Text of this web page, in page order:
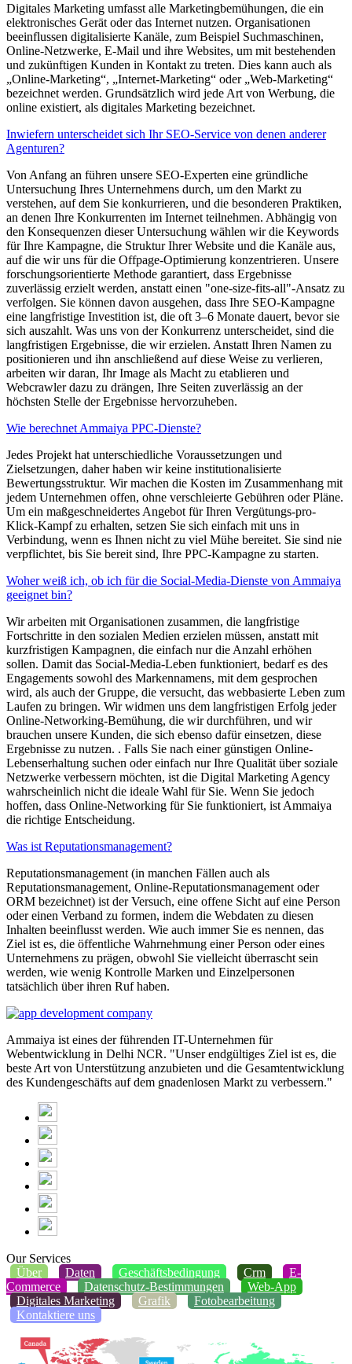
Digitales Marketing umfasst alle Marketingbemühungen, die ein
elektronisches Gerät oder das Internet nutzen. Organisationen
beeinflussen digitalisierte Kanäle, zum Beispiel Suchmaschinen,
Online-Netzwerke, E-Mail und ihre Websites, um mit bestehenden
und zukünftigen Kunden in Kontakt zu treten. Dies kann auch als
„Online-Marketing“, „Internet-Marketing“ oder „Web-Marketing“
bezeichnet werden. Grundsätzlich wird jede Art von Werbung, die
online existiert, als digitales Marketing bezeichnet.
Inwiefern unterscheidet sich Ihr SEO-Service von denen anderer
Agenturen?
Von Anfang an führen unsere SEO-Experten eine gründliche
Untersuchung Ihres Unternehmens durch, um den Markt zu
verstehen, auf dem Sie konkurrieren, und die besonderen Praktiken,
an denen Ihre Konkurrenten im Internet teilnehmen. Abhängig von
den Konsequenzen dieser Untersuchung wählen wir die Keywords
für Ihre Kampagne, die Struktur Ihrer Website und die Kanäle aus,
auf die wir uns für die Offpage-Optimierung konzentrieren. Unsere
forschungsorientierte Methode garantiert, dass Ergebnisse
zuverlässig erzielt werden, anstatt einen "one-size-fits-all"-Ansatz zu
verfolgen. Sie können davon ausgehen, dass Ihre SEO-Kampagne
eine langfristige Investition ist, die oft 3–6 Monate dauert, bevor sie
sich auszahlt. Was uns von der Konkurrenz unterscheidet, sind die
langfristigen Ergebnisse, die wir erzielen. Anstatt Ihren Namen zu
positionieren und ihn anschließend auf diese Weise zu verlieren,
arbeiten wir daran, Ihr Image als Macht zu etablieren und
Webcrawler dazu zu drängen, Ihre Seiten zuverlässig an der
höchsten Stelle der Ergebnisse hervorzuheben.
Wie berechnet Ammaiya PPC-Dienste?
Jedes Projekt hat unterschiedliche Voraussetzungen und
Zielsetzungen, daher haben wir keine institutionalisierte
Bewertungsstruktur. Wir machen die Kosten im Zusammenhang mit
jedem Unternehmen offen, ohne verschleierte Gebühren oder Pläne.
Um ein maßgeschneidertes Angebot für Ihren Vergütungs-pro-
Klick-Kampf zu erhalten, setzen Sie sich einfach mit uns in
Verbindung, wenn es Ihnen nicht zu viel Mühe bereitet. Sie sind nie
verpflichtet, bis Sie bereit sind, Ihre PPC-Kampagne zu starten.
Woher weiß ich, ob ich für die Social-Media-Dienste von Ammaiya
geeignet bin?
Wir arbeiten mit Organisationen zusammen, die langfristige
Fortschritte in den sozialen Medien erzielen müssen, anstatt mit
kurzfristigen Kampagnen, die einfach nur die Anzahl erhöhen
sollen. Damit das Social-Media-Leben funktioniert, bedarf es des
Engagements sowohl des Markennamens, mit dem gesprochen
wird, als auch der Gruppe, die versucht, das webbasierte Leben zum
Laufen zu bringen. Wir widmen uns dem langfristigen Erfolg jeder
Online-Networking-Bemühung, die wir durchführen, und wir
brauchen unsere Kunden, die sich ebenso dafür einsetzen, diese
Ergebnisse zu nutzen. . Falls Sie nach einer günstigen Online-
Lebenserhaltung suchen oder einfach nur Ihre Qualität über soziale
Netzwerke verbessern möchten, ist die Digital Marketing Agency
wahrscheinlich nicht die ideale Wahl für Sie. Wenn Sie jedoch
hoffen, dass Online-Networking für Sie funktioniert, ist Ammaiya
die richtige Entscheidung.
Was ist Reputationsmanagement?
Reputationsmanagement (in manchen Fällen auch als
Reputationsmanagement, Online-Reputationsmanagement oder
ORM bezeichnet) ist der Versuch, eine offene Sicht auf eine Person
oder einen Verband zu formen, indem die Webdaten zu diesen
Inhalten beeinflusst werden. Wie auch immer Sie es nennen, das
Ziel ist es, die öffentliche Wahrnehmung einer Person oder eines
Unternehmens zu prägen, obwohl Sie vielleicht überrascht sein
werden, wie wenig Kontrolle Marken und Einzelpersonen
tatsächlich über ihren Ruf haben.
Ammaiya ist eines der führenden IT-Unternehmen für
Webentwicklung in Delhi NCR. "Unser endgültiges Ziel ist es, die
beste Art von Unterstützung anzubieten und die Gesamtentwicklung
des Kundengeschäfts auf dem gnadenlosen Markt zu verbessern."
Our Services
Über
Daten Geschäftsbedingung Crm
E-
Commerce
Datenschutz-Bestimmungen
Web-App
Digitales Marketing
Grafik
Fotobearbeitung
Kontaktiere uns